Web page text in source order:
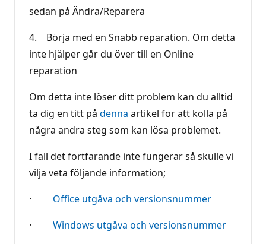
sedan på Ändra/Reparera
4. Börja med en Snabb reparation. Om detta
inte hjälper går du över till en Online
reparation
Om detta inte löser ditt problem kan du alltid
ta dig en titt på denna artikel för att kolla på
några andra steg som kan lösa problemet.
I fall det fortfarande inte fungerar så skulle vi
vilja veta följande information;
· Office utgåva och versionsnummer
· Windows utgåva och versionsnummer